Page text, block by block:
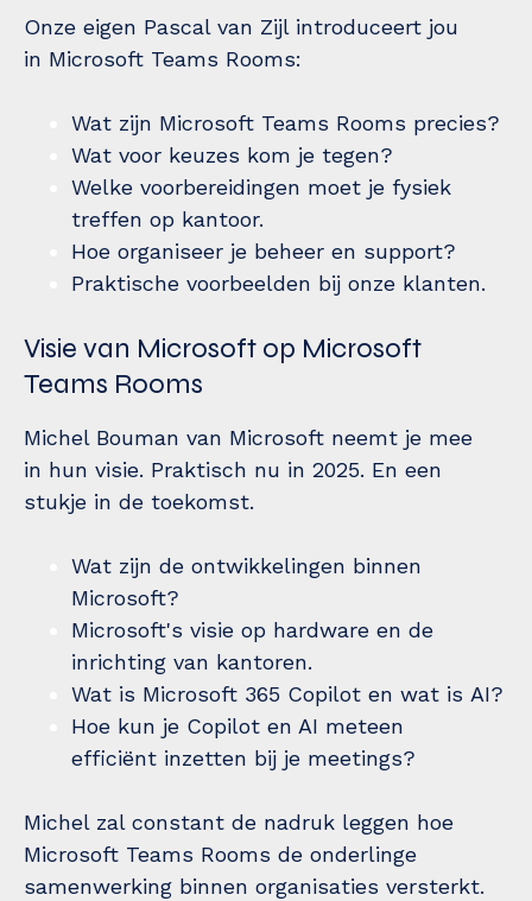
Onze eigen Pascal van Zijl introduceert jou
in Microsoft Teams Rooms:
Wat zijn Microsoft Teams Rooms precies?
Wat voor keuzes kom je tegen?
Welke voorbereidingen moet je fysiek
treffen op kantoor.
Hoe organiseer je beheer en support?
Praktische voorbeelden bij onze klanten.
Visie van Microsoft op Microsoft
Teams Rooms
Michel Bouman van Microsoft neemt je mee
in hun visie. Praktisch nu in 2025. En een
stukje in de toekomst.
Wat zijn de ontwikkelingen binnen
Microsoft?
Microsoft's visie op hardware en de
inrichting van kantoren.
Wat is Microsoft 365 Copilot en wat is AI?
Hoe kun je Copilot en AI meteen
efficiënt inzetten bij je meetings?
Michel zal constant de nadruk leggen hoe
Microsoft Teams Rooms de onderlinge
samenwerking binnen organisaties versterkt.